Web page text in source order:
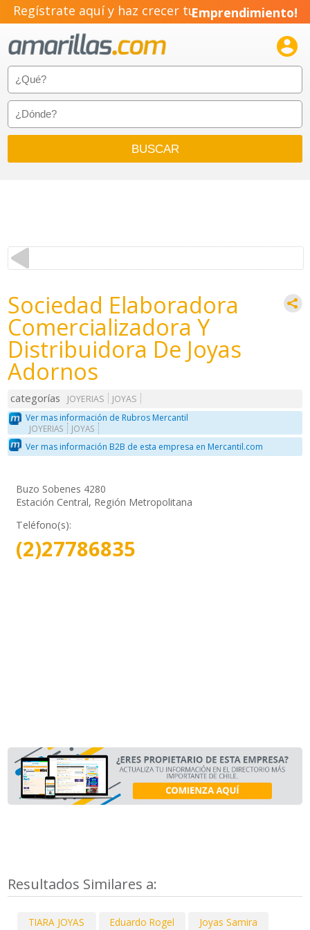
Regístrate aquí y haz crecer tuEmprendimiento!

Sociedad Elaboradora
Comercializadora Y
Distribuidora De Joyas
Adornos
categorías JOYERIAS
JOYAS
Ver mas información de Rubros Mercantil
JOYERIAS JOYAS
Ver mas información B2B de esta empresa en Mercantil.com
Buzo Sobenes 4280
Estación Central, Región Metropolitana
Teléfono(s):
(2)27786835
Resultados Similares a:
TIARA JOYAS Eduardo Rogel Joyas Samira